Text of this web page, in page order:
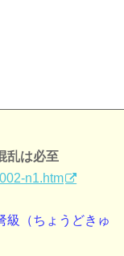
乱は必至
n1.htm
級（ちょうどきゅ